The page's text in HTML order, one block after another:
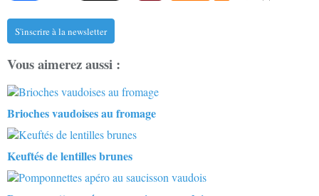
S'inscrire à la newsletter
Vous aimerez aussi :
Brioches vaudoises au fromage
Keuftés de lentilles brunes